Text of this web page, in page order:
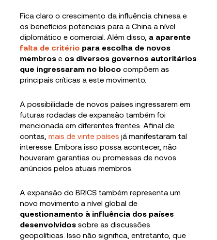
Fica claro o crescimento da influência chinesa e
os benefícios potenciais para a China a nível
diplomático e comercial. Além disso, a aparente
falta de critério para escolha de novos
membros e os diversos governos autoritários
que ingressaram no bloco compõem as
principais críticas a este movimento.
A possibilidade de novos países ingressarem em
futuras rodadas de expansão também foi
mencionada em diferentes frentes. Afinal de
contas,mais de vinte países já manifestaram tal
interesse. Embora isso possa acontecer, não
houveram garantias ou promessas de novos
anúncios pelos atuais membros.
A expansão do BRICS também representa um
novo movimento a nível global de
questionamento à influência dos países
desenvolvidos sobre as discussões
geopolíticas. Isso não significa, entretanto, que